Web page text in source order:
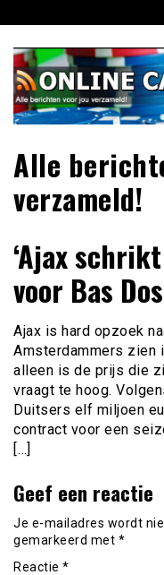
naar
inhoud
Alle
verzameld!
‘Ajax
voor Bas
Ajax is hard opzoek
Amsterdammers zien
alleen is de prijs die
vraagt te hoog.
Duitsers elf miljoen
contract voor een
[…]
Geef een reactie
Je e-mailadres wordt
gemarkeerd met *
Reactie *